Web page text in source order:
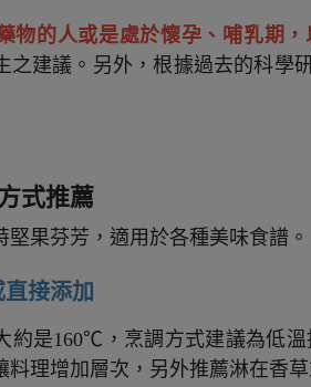
物的人或是處於懷孕、哺乳期
之建議。另外，根據過去的科學
式推薦
堅果芬芳，適用於各種美味食譜。
接添加
約是160℃，烹調方式建議為低
料理增加層次，另外推薦淋在香